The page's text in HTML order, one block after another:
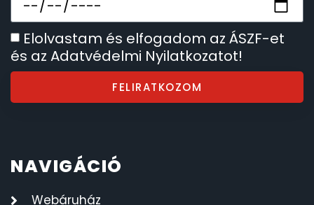
Elolvastam és elfogadom az ÁSZF-et
és az Adatvédelmi Nyilatkozatot!
FELIRATKOZOM
NAVIGÁCIÓ
Webáruház
ZSOLNAY PORCELÁN